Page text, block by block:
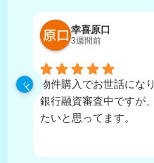
幸喜原口
3週間前
物件購入でお世話にな
銀行融資審査中ですが
たいと思ってます。